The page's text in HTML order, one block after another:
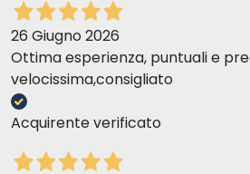
26 Giugno 2026
Ottima esperienza, puntuali e
velocissima,consigliato
Acquirente verificato